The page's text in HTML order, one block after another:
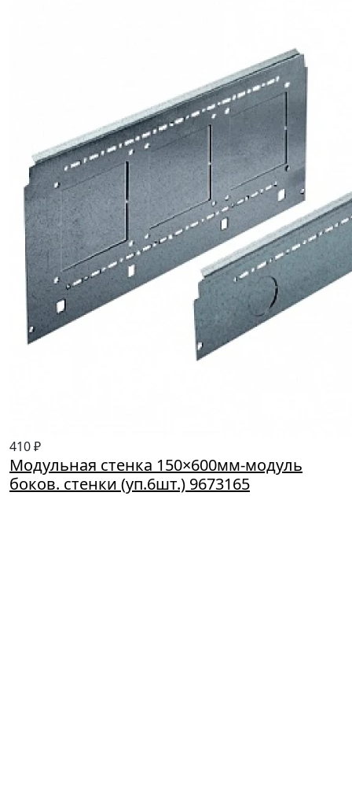
410 ₽
Модульная стенка 150×600мм-модуль
боков. стенки (уп.6шт.) 9673165